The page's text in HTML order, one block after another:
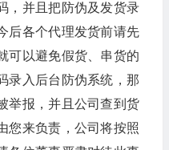
，并且把防伪及发货录
后各个代理发货前请先
可以避免假货、串货的
录入后台防伪系统，那
举报，并且公司查到货
您来负责，公司将按照